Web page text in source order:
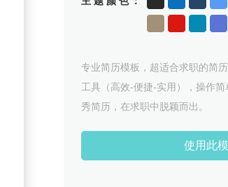
专业简历模板，超适合求职的简
工具（高效-便捷-实用），操作
秀简历，在求职中脱颖而出。
使用此